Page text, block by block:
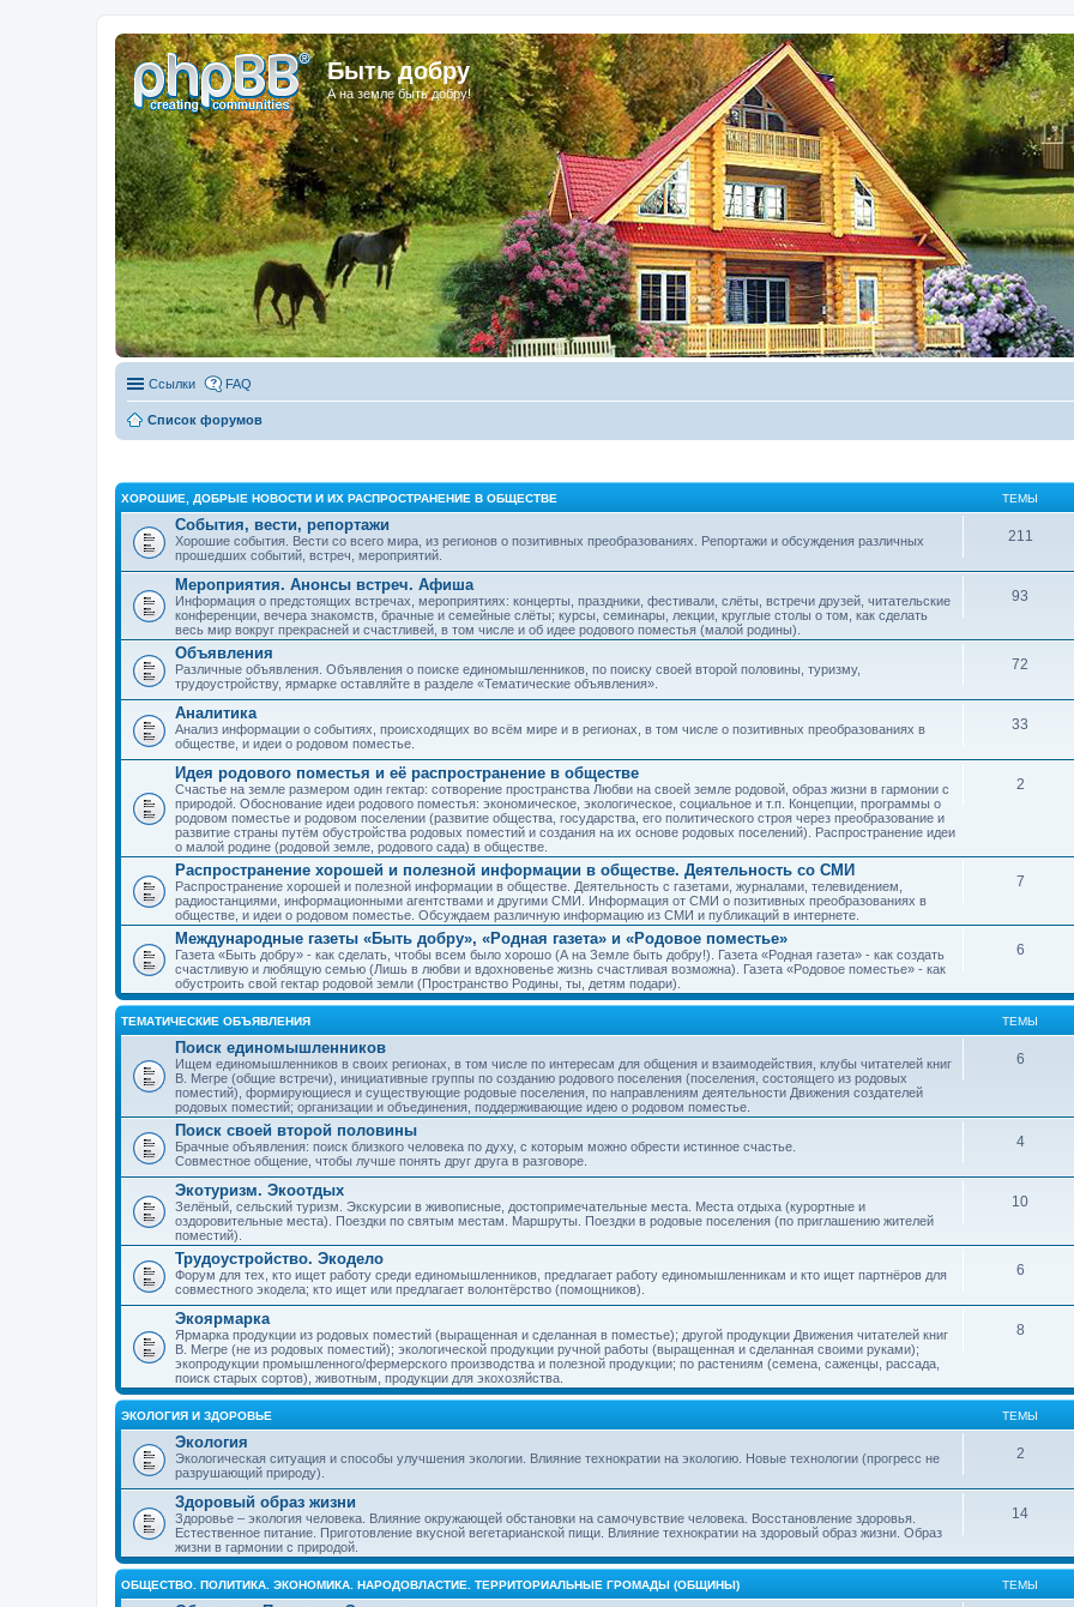
Быть добру
А на земле быть добру!
Ссылки FAQ
Список форумов
ХОРОШИЕ, ДОБРЫЕ НОВОСТИ И ИХ РАСПРОСТРАНЕНИЕ В ОБЩЕСТВЕ ТЕМЫ
События, вести, репортажи
Хорошие события. Вести со всего мира, из регионов о позитивных преобразованиях. Репортажи и обсуждения различных
прошедших событий, встреч, мероприятий.
211
Мероприятия. Анонсы встреч. Афиша
Информация о предстоящих встречах, мероприятиях: концерты, праздники, фестивали, слёты, встречи друзей, читательские
конференции, вечера знакомств, брачные и семейные слёты; курсы, семинары, лекции, круглые столы о том, как сделать
весь мир вокруг прекрасней и счастливей, в том числе и об идее родового поместья (малой родины).
93
Объявления
Различные объявления. Объявления о поиске единомышленников, по поиску своей второй половины, туризму,
трудоустройству, ярмарке оставляйте в разделе «Тематические объявления».
72
Аналитика
Анализ информации о событиях, происходящих во всём мире и в регионах, в том числе о позитивных преобразованиях в
обществе, и идеи о родовом поместье.
33
Идея родового поместья и её распространение в обществе
Счастье на земле размером один гектар: сотворение пространства Любви на своей земле родовой, образ жизни в гармонии с
природой. Обоснование идеи родового поместья: экономическое, экологическое, социальное и т.п. Концепции, программы о
родовом поместье и родовом поселении (развитие общества, государства, его политического строя через преобразование и
развитие страны путём обустройства родовых поместий и создания на их основе родовых поселений). Распространение идеи
о малой родине (родовой земле, родового сада) в обществе.
2
Распространение хорошей и полезной информации в обществе. Деятельность со СМИ
Распространение хорошей и полезной информации в обществе. Деятельность с газетами, журналами, телевидением,
радиостанциями, информационными агентствами и другими СМИ. Информация от СМИ о позитивных преобразованиях в
обществе, и идеи о родовом поместье. Обсуждаем различную информацию из СМИ и публикаций в интернете.
7
Международные газеты «Быть добру», «Родная газета» и «Родовое поместье»
Газета «Быть добру» - как сделать, чтобы всем было хорошо (А на Земле быть добру!). Газета «Родная газета» - как создать
счастливую и любящую семью (Лишь в любви и вдохновенье жизнь счастливая возможна). Газета «Родовое поместье» - как
обустроить свой гектар родовой земли (Пространство Родины, ты, детям подари).
6
ТЕМАТИЧЕСКИЕ ОБЪЯВЛЕНИЯ ТЕМЫ
Поиск единомышленников
Ищем единомышленников в своих регионах, в том числе по интересам для общения и взаимодействия, клубы читателей книг
В. Мегре (общие встречи), инициативные группы по созданию родового поселения (поселения, состоящего из родовых
поместий), формирующиеся и существующие родовые поселения, по направлениям деятельности Движения создателей
родовых поместий; организации и объединения, поддерживающие идею о родовом поместье.
6
Поиск своей второй половины
Брачные объявления: поиск близкого человека по духу, с которым можно обрести истинное счастье.
Совместное общение, чтобы лучше понять друг друга в разговоре.
4
Экотуризм. Экоотдых
Зелёный, сельский туризм. Экскурсии в живописные, достопримечательные места. Места отдыха (курортные и
оздоровительные места). Поездки по святым местам. Маршруты. Поездки в родовые поселения (по приглашению жителей
поместий).
10
Трудоустройство. Экодело
Форум для тех, кто ищет работу среди единомышленников, предлагает работу единомышленникам и кто ищет партнёров для
совместного экодела; кто ищет или предлагает волонтёрство (помощников).
6
Экоярмарка
Ярмарка продукции из родовых поместий (выращенная и сделанная в поместье); другой продукции Движения читателей книг
В. Мегре (не из родовых поместий); экологической продукции ручной работы (выращенная и сделанная своими руками);
экопродукции промышленного/фермерского производства и полезной продукции; по растениям (семена, саженцы, рассада,
поиск старых сортов), животным, продукции для экохозяйства.
8
ЭКОЛОГИЯ И ЗДОРОВЬЕ ТЕМЫ
Экология
Экологическая ситуация и способы улучшения экологии. Влияние технократии на экологию. Новые технологии (прогресс не
разрушающий природу).
2
Здоровый образ жизни
Здоровье – экология человека. Влияние окружающей обстановки на самочувствие человека. Восстановление здоровья.
Естественное питание. Приготовление вкусной вегетарианской пищи. Влияние технократии на здоровый образ жизни. Образ
жизни в гармонии с природой.
14
ОБЩЕСТВО. ПОЛИТИКА. ЭКОНОМИКА. НАРОДОВЛАСТИЕ. ТЕРРИТОРИАЛЬНЫЕ ГРОМАДЫ (ОБЩИНЫ) ТЕМЫ